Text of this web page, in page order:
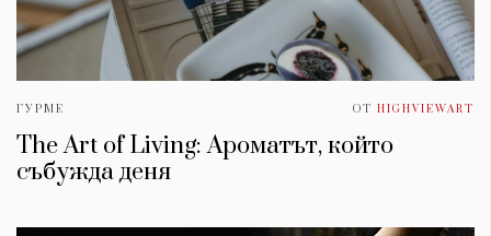
ГУРМЕ ОТ HIGHVIEWART
The Art of Living: Ароматът, който
събужда деня